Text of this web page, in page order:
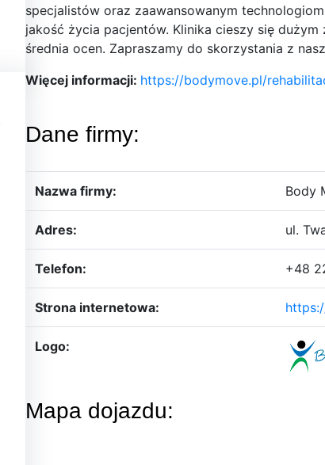
specjalistów oraz zaawansowanym
jakość życia pacjentów. Klinika cieszy się
średnia ocen. Zapraszamy do skorzystania z
Więcej informacji: https://bodymove.pl/
Dane firmy:
Nazwa firmy: Body
Adres: ul.
Telefon: +48
Strona internetowa:
Logo:
Mapa dojazdu: